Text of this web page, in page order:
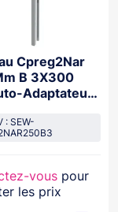
Cpreg2Nar
B 3X300
Adaptateur
: SEW-
vous pour
les prix